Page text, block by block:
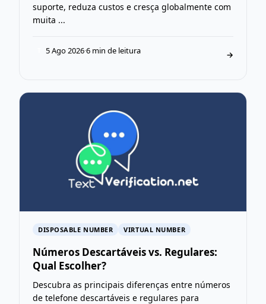
suporte, reduza custos e cresça globalmente com
muita ...
5 Ago 2026·6 min de leitura →
DISPOSABLE NUMBER VIRTUAL NUMBER
Números Descartáveis vs. Regulares:
Qual Escolher?
Descubra as principais diferenças entre números
de telefone descartáveis e regulares para